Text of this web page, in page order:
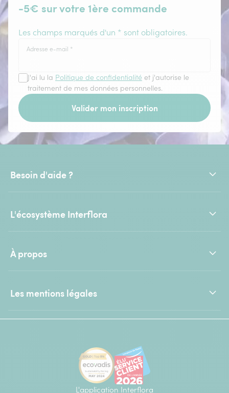
-5€ sur votre 1ère commande
Les champs marqués d'un * sont obligatoires.
Adresse e-mail *
J'ai lu la Politique de confidentialité et j'autorise le
traitement de mes données personnelles.
Valider mon inscription
Besoin d'aide ?
L'écosystème Interflora
À propos
Les mentions légales
L'application Interflora